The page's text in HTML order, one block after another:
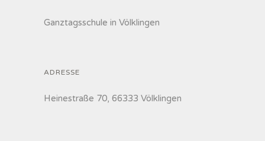
Ganztagsschule in Völklingen
ADRESSE
Heinestraße 70, 66333 Völklingen